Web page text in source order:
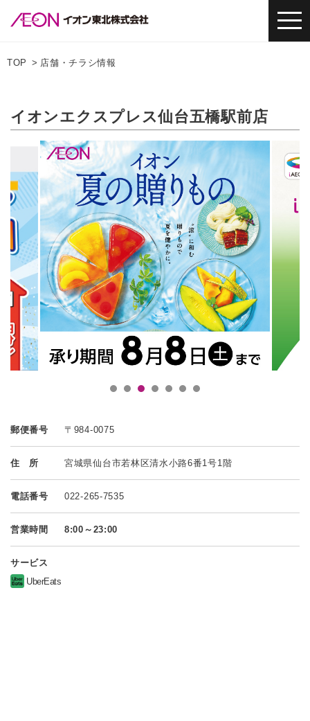
TOP 店舗・チラシ情報
イオンエクスプレス仙台五橋駅前店
郵便番号 〒984-0075
住 所 宮城県仙台市若林区清水小路6番1号1階
電話番号 022-265-7535
営業時間 8:00～23:00
サービス
UberEats